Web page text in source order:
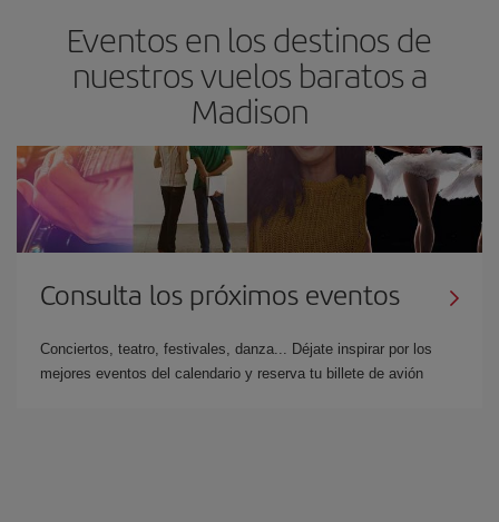
Eventos en los destinos de
nuestros vuelos baratos a
Madison
Consulta los próximos eventos
Conciertos, teatro, festivales, danza... Déjate inspirar por los
mejores eventos del calendario y reserva tu billete de avión